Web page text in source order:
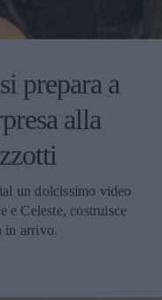
prepara a
alla
un dolcissimo video
e Celeste, costruisce
in arrivo.